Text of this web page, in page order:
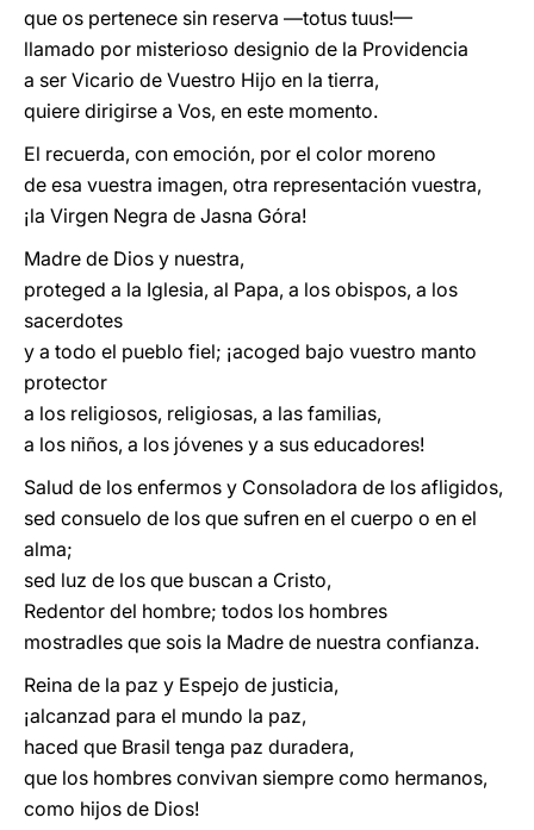
que os pertenece sin reserva —totus tuus!—
llamado por misterioso designio de la Providencia
a ser Vicario de Vuestro Hijo en la tierra,
quiere dirigirse a Vos, en este momento.
El recuerda, con emoción, por el color moreno
de esa vuestra imagen, otra representación vuestra,
¡la Virgen Negra de Jasna Góra!
Madre de Dios y nuestra,
proteged a la Iglesia, al Papa, a los obispos, a los
sacerdotes
y a todo el pueblo fiel; ¡acoged bajo vuestro manto
protector
a los religiosos, religiosas, a las familias,
a los niños, a los jóvenes y a sus educadores!
Salud de los enfermos y Consoladora de los afligidos,
sed consuelo de los que sufren en el cuerpo o en el
alma;
sed luz de los que buscan a Cristo,
Redentor del hombre; todos los hombres
mostradles que sois la Madre de nuestra confianza.
Reina de la paz y Espejo de justicia,
¡alcanzad para el mundo la paz,
haced que Brasil tenga paz duradera,
que los hombres convivan siempre como hermanos,
como hijos de Dios!